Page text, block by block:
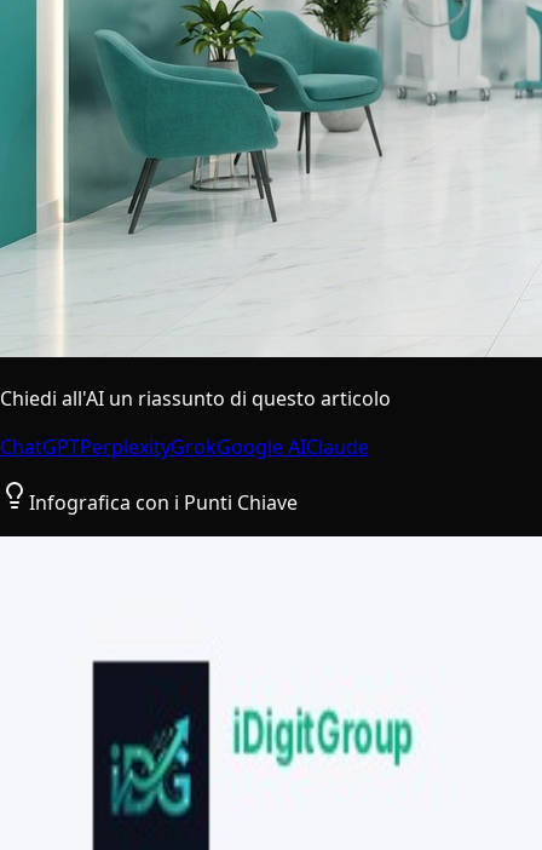
Chiedi all'AI un riassunto di questo articolo
ChatGPTPerplexityGrokGoogle AIClaude
Infografica con i Punti Chiave